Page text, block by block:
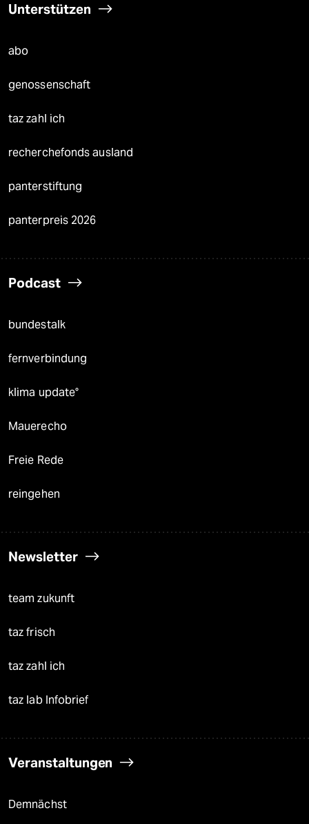
Unterstützen
abo
genossenschaft
taz zahl ich
recherchefonds ausland
panterstiftung
panterpreis 2026
Podcast
bundestalk
fernverbindung
klima update°
Mauerecho
Freie Rede
reingehen
Newsletter
team zukunft
taz frisch
taz zahl ich
taz lab Infobrief
Veranstaltungen
Demnächst